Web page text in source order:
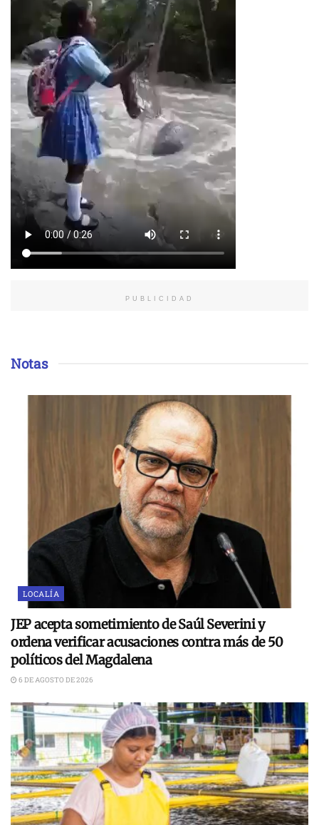
PUBLICIDAD
Notas
LOCALÍA
JEP acepta sometimiento de Saúl Severini y
ordena verificar acusaciones contra más de 50
políticos del Magdalena
6 DE AGOSTO DE 2026